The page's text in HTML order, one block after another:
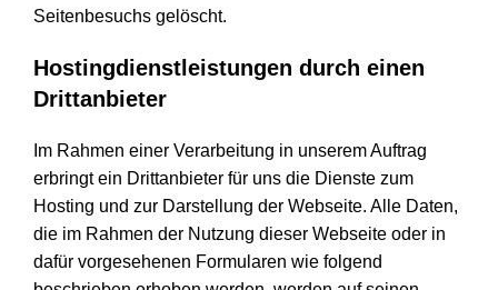
Seitenbesuchs gelöscht.
Hostingdienstleistungen durch einen
Drittanbieter
Im Rahmen einer Verarbeitung in unserem Auftrag
erbringt ein Drittanbieter für uns die Dienste zum
Hosting und zur Darstellung der Webseite. Alle Daten,
die im Rahmen der Nutzung dieser Webseite oder in
dafür vorgesehenen Formularen wie folgend